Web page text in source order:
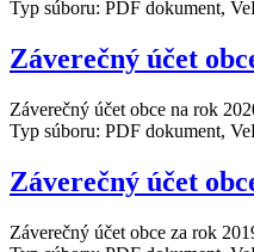
Typ súboru: PDF dokument,
Záverečný účet
Záverečný účet obce na rok
Typ súboru: PDF dokument,
Záverečný účet
Záverečný účet obce za rok